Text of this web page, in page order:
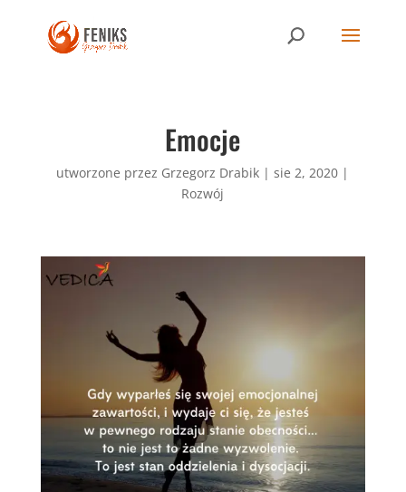
Emocje
utworzone przez Grzegorz Drabik |sie 2, 2020 |
Rozwój